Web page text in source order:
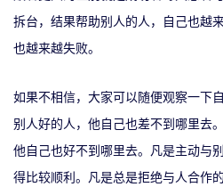
拆台，结果帮助别人的人，自己也越
也越来越失败。
如果不相信，大家可以随便观察一下
别人好的人，他自己也差不到哪里去
他自己也好不到哪里去。凡是主动与
得比较顺利。凡是总是拒绝与人合作